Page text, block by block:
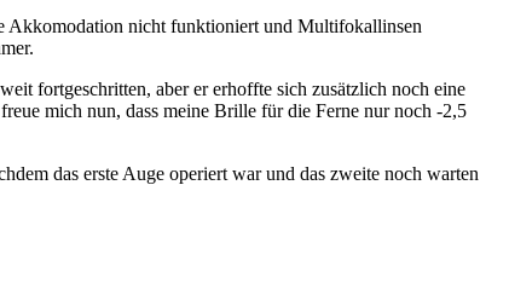
Akkomodation nicht funktioniert und Multifokallinsen
fortgeschritten, aber er erhoffte sich zusätzlich noch eine
mich nun, dass meine Brille für die Ferne nur noch -2,5
das erste Auge operiert war und das zweite noch warten